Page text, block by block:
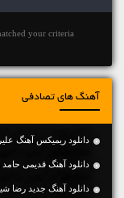
your criteria.
آهنگ های تصادفی
دانلود ریمیکس آهنگ علیرضا
دانلود آهنگ قدیمی
دانلود آهنگ جديد رضا